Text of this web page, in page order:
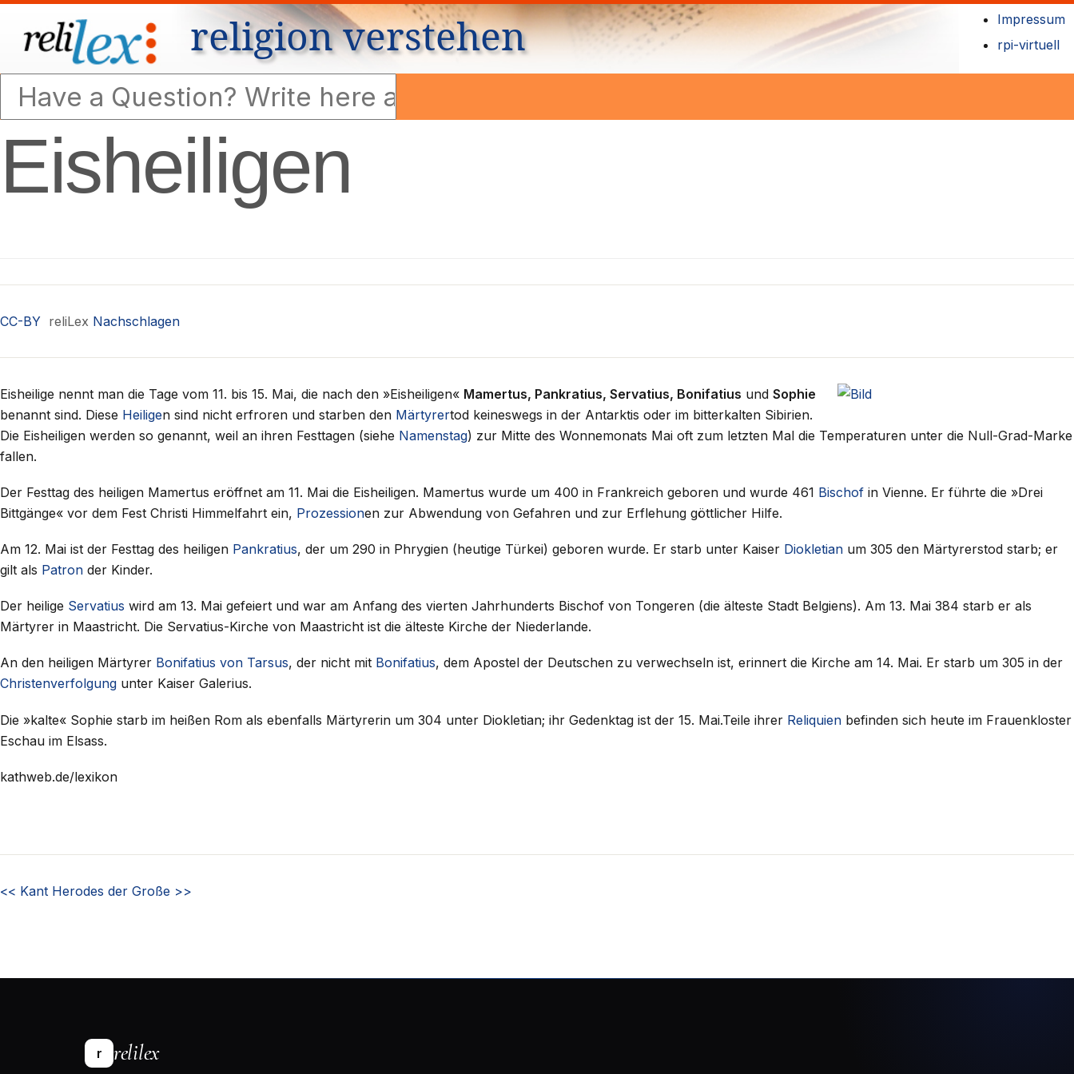
religion verstehen
Impressum
rpi-virtuell
Eisheiligen
CC-BY reliLex Nachschlagen
Eisheilige nennt man die Tage vom 11. bis 15. Mai, die nach den »Eisheiligen« Mamertus, Pankratius, Servatius, Bonifatius und Sophie
benannt sind. Diese Heiligen sind nicht erfroren und starben den Märtyrertod keineswegs in der Antarktis oder im bitterkalten Sibirien.
Die Eisheiligen werden so genannt, weil an ihren Festtagen (siehe Namenstag) zur Mitte des Wonnemonats Mai oft zum letzten Mal die Temperaturen unter die Null-Grad-Marke
fallen.
Der Festtag des heiligen Mamertus eröffnet am 11. Mai die Eisheiligen. Mamertus wurde um 400 in Frankreich geboren und wurde 461 Bischof in Vienne. Er führte die »Drei
Bittgänge« vor dem Fest Christi Himmelfahrt ein, Prozessionen zur Abwendung von Gefahren und zur Erflehung göttlicher Hilfe.
Am 12. Mai ist der Festtag des heiligen Pankratius, der um 290 in Phrygien (heutige Türkei) geboren wurde. Er starb unter Kaiser Diokletian um 305 den Märtyrerstod starb; er
gilt als Patron der Kinder.
Der heilige Servatius wird am 13. Mai gefeiert und war am Anfang des vierten Jahrhunderts Bischof von Tongeren (die älteste Stadt Belgiens). Am 13. Mai 384 starb er als
Märtyrer in Maastricht. Die Servatius-Kirche von Maastricht ist die älteste Kirche der Niederlande.
An den heiligen Märtyrer Bonifatius von Tarsus, der nicht mit Bonifatius, dem Apostel der Deutschen zu verwechseln ist, erinnert die Kirche am 14. Mai. Er starb um 305 in der
Christenverfolgung unter Kaiser Galerius.
Die »kalte« Sophie starb im heißen Rom als ebenfalls Märtyrerin um 304 unter Diokletian; ihr Gedenktag ist der 15. Mai.Teile ihrer Reliquien befinden sich heute im Frauenkloster
Eschau im Elsass.
kathweb.de/lexikon
<< Kant Herodes der Große >>
r relilex